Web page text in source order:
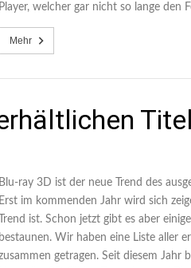
Player, welcher gar nicht so lange den
Mehr
Titel
Blu-ray 3D ist der neue Trend des
Erst im kommenden Jahr wird sich
Trend ist. Schon jetzt gibt es aber
bestaunen. Wir haben eine Liste aller
getragen. Seit diesem Jahr